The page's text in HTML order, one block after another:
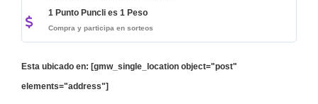
1 Punto Puncli es 1 Peso
Compra y participa en sorteos
Esta ubicado en: [gmw_single_location object="post"
elements="address"]